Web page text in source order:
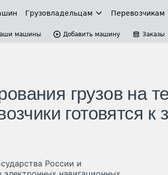
Грузовладельцам Перевозчикам
машины Добавить машину Заказы
грузов на
готовятся к
России и